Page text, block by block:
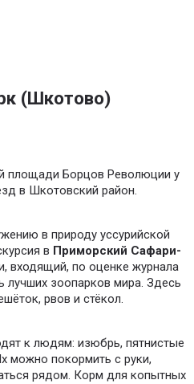
(Шкотово)
площади Борцов Революции у
в Шкотовский район.
в природу уссурийской
в Приморский Сафари-
входящий, по оценке журнала
лучших зоопарков мира. Здесь
рвов и стёкол.
к людям: изюбрь, пятнистые
можно покормить с руки,
рядом. Корм для копытных